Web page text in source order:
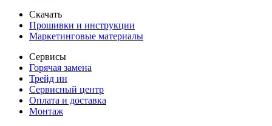
Скачать
Прошивки и инструкции
Маркетинговые материалы
Сервисы
Горячая замена
Трейд ин
Сервисный центр
Оплата и доставка
Монтаж